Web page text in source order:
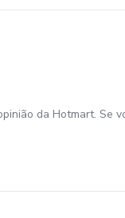
da Hotmart. Se